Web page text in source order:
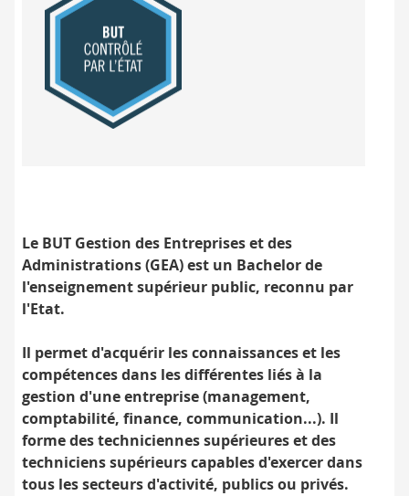
l'État
Le BUT Gestion des Entreprises et des
Administrations (GEA) est un Bachelor de
l'enseignement supérieur public, reconnu par
l'Etat.
Il permet d'acquérir les connaissances et les
compétences dans les différentes liés à la
gestion d'une entreprise (management,
comptabilité, finance, communication...). Il
forme des techniciennes supérieures et des
techniciens supérieurs capables d'exercer dans
tous les secteurs d'activité, publics ou privés.